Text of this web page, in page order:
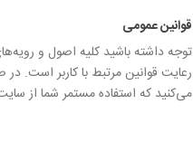
قوانین عمومی
توجه داشته باشید کلیه اصول و
رعایت قوانین مرتبط با کاربر است.
می‏‌کنید که استفاده مستمر شما از